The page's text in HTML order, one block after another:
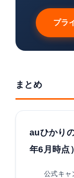
プラ
まとめ
auひかり
年6月時点）
公式キャ